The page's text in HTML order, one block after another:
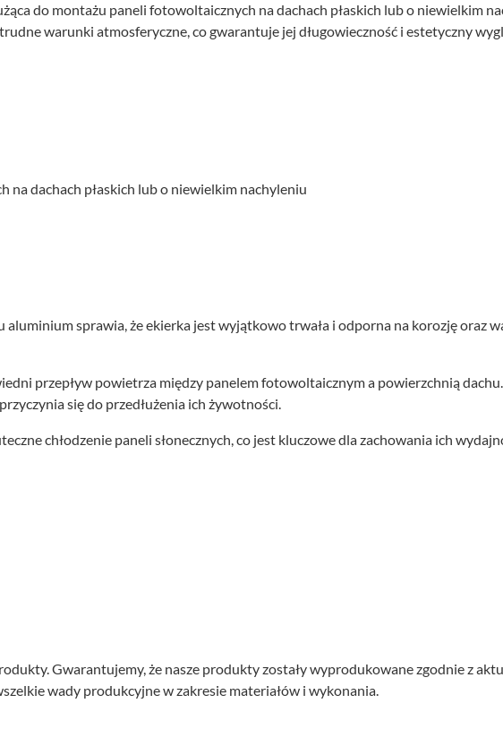
do montażu paneli fotowoltaicznych na dachach płaskich lub o niewielkim
warunki atmosferyczne, co gwarantuje jej długowieczność i estetyczny
dachach płaskich lub o niewielkim nachyleniu
sprawia, że ekierka jest wyjątkowo trwała i odporna na korozję oraz
przepływ powietrza między panelem fotowoltaicznym a powierzchnią
się do przedłużenia ich żywotności.
chłodzenie paneli słonecznych, co jest kluczowe dla zachowania ich
Gwarantujemy, że nasze produkty zostały wyprodukowane zgodnie z
wady produkcyjne w zakresie materiałów i wykonania.